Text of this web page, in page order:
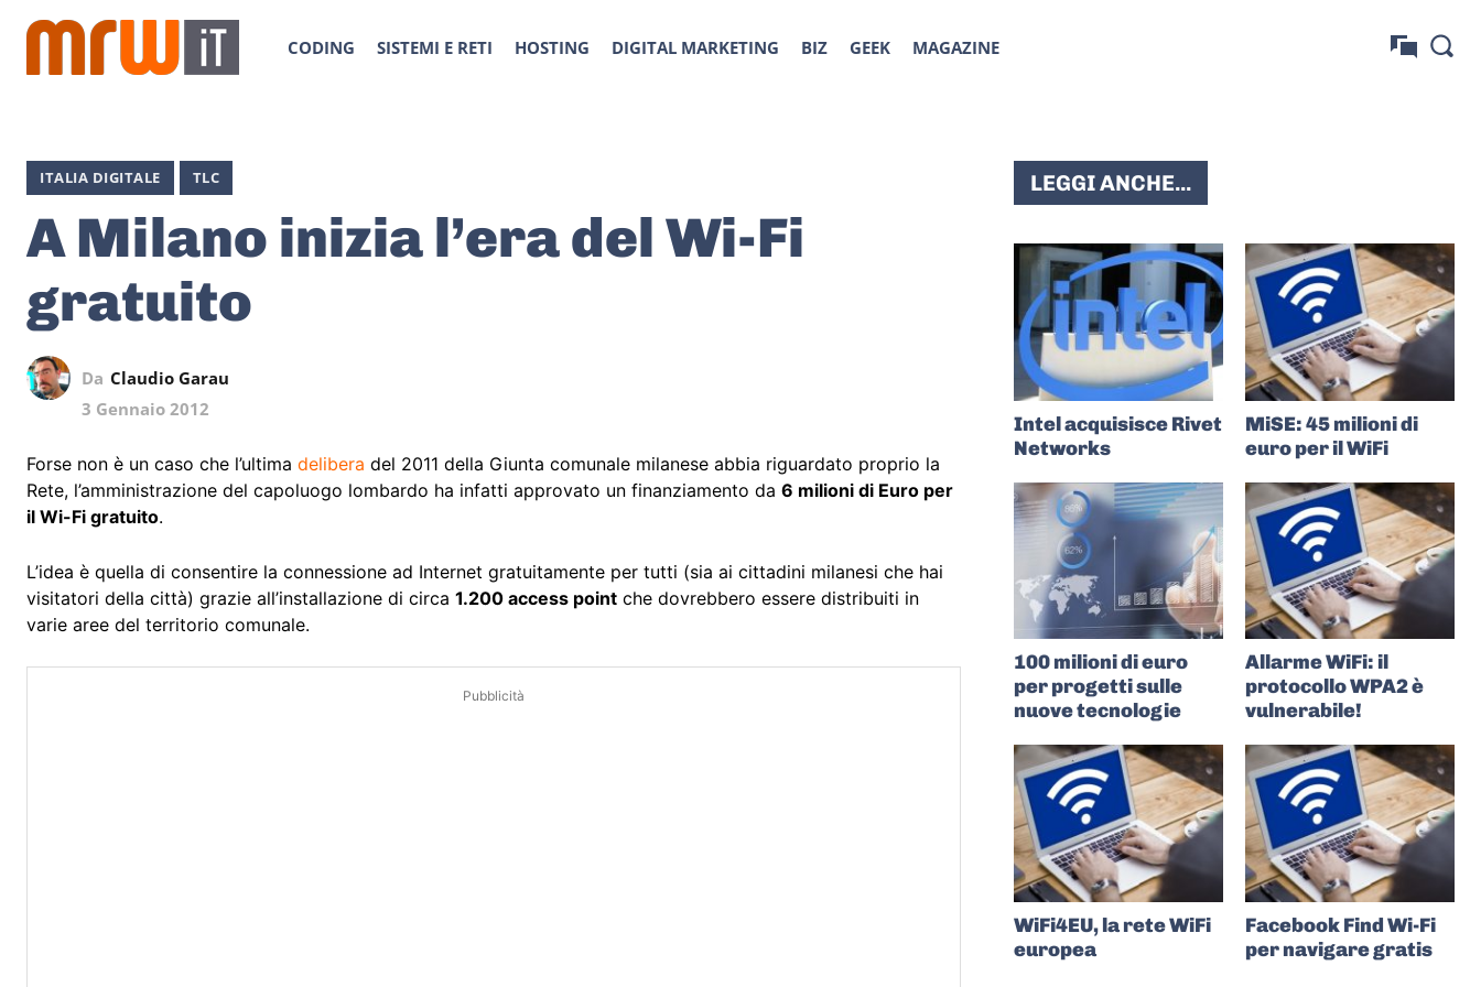
CODING SISTEMI E RETI HOSTING DIGITAL MARKETING BIZ GEEK MAGAZINE
ITALIA DIGITALE TLC
A Milano inizia l’era del Wi-Fi
gratuito
Da Claudio Garau
3 Gennaio 2012
Forse non è un caso che l’ultima delibera del 2011 della Giunta comunale milanese abbia riguardato proprio la
Rete, l’amministrazione del capoluogo lombardo ha infatti approvato un finanziamento da 6 milioni di Euro per
il Wi-Fi gratuito.
L’idea è quella di consentire la connessione ad Internet gratuitamente per tutti (sia ai cittadini milanesi che hai
visitatori della città) grazie all’installazione di circa 1.200 access point che dovrebbero essere distribuiti in
varie aree del territorio comunale.
Pubblicità
LEGGI ANCHE...
Intel acquisisce Rivet
Networks
MiSE: 45 milioni di
euro per il WiFi
100 milioni di euro
per progetti sulle
nuove tecnologie
Allarme WiFi: il
protocollo WPA2 è
vulnerabile!
WiFi4EU, la rete WiFi
europea
Facebook Find Wi-Fi
per navigare gratis